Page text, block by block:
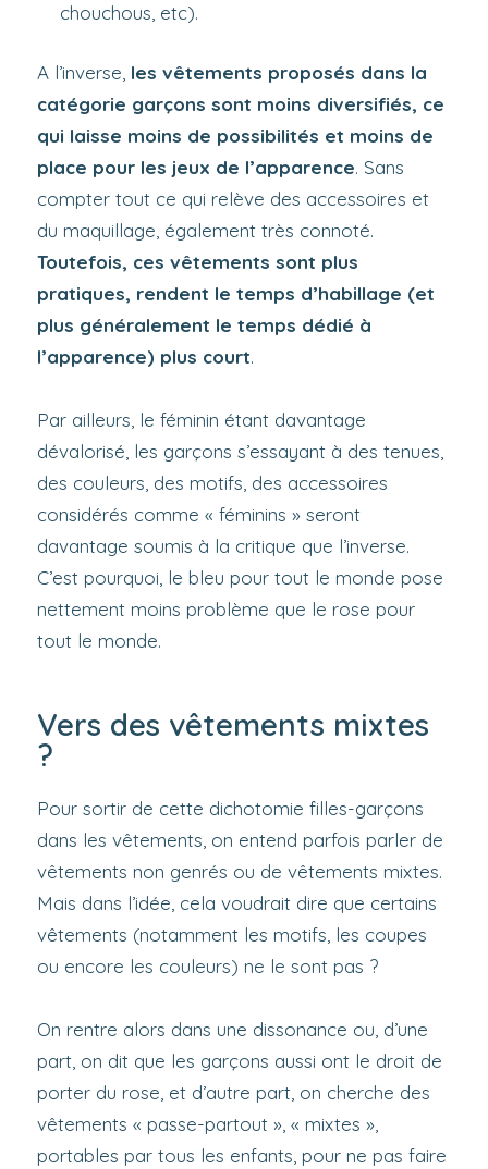
chouchous, etc).
A l’inverse, les vêtements proposés dans la
catégorie garçons sont moins diversifiés, ce
qui laisse moins de possibilités et moins de
place pour les jeux de l’apparence. Sans
compter tout ce qui relève des accessoires et
du maquillage, également très connoté.
Toutefois, ces vêtements sont plus
pratiques, rendent le temps d’habillage (et
plus généralement le temps dédié à
l’apparence) plus court.
Par ailleurs, le féminin étant davantage
dévalorisé, les garçons s’essayant à des tenues,
des couleurs, des motifs, des accessoires
considérés comme « féminins » seront
davantage soumis à la critique que l’inverse.
C’est pourquoi, le bleu pour tout le monde pose
nettement moins problème que le rose pour
tout le monde.
Vers des vêtements mixtes
?
Pour sortir de cette dichotomie filles-garçons
dans les vêtements, on entend parfois parler de
vêtements non genrés ou de vêtements mixtes.
Mais dans l’idée, cela voudrait dire que certains
vêtements (notamment les motifs, les coupes
ou encore les couleurs) ne le sont pas ?
On rentre alors dans une dissonance ou, d’une
part, on dit que les garçons aussi ont le droit de
porter du rose, et d’autre part, on cherche des
vêtements « passe-partout », « mixtes »,
portables par tous les enfants, pour ne pas faire